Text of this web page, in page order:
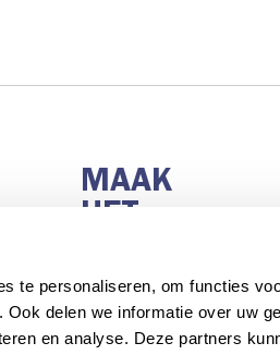
te personaliseren, om functies
delen we informatie over uw
en analyse. Deze partners
MAAK
HET